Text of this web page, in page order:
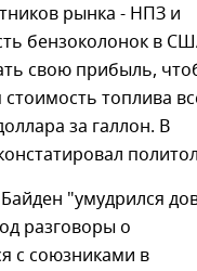
рынка - НПЗ и
бензоколонок в
свою прибыль,
топлива
за галлон. В
"умудрился
разговоры о
с союзниками в